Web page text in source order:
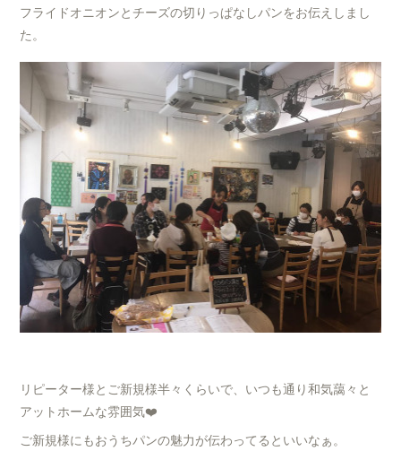
フライドオニオンとチーズの切りっぱなしパンをお伝えしまし
た。
リピーター様とご新規様半々くらいで、いつも通り和気藹々と
アットホームな雰囲気❤️
ご新規様にもおうちパンの魅力が伝わってるといいなぁ。